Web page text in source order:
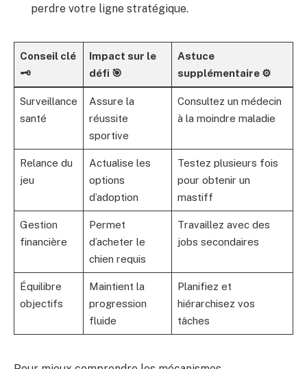
perdre votre ligne stratégique.
Conseil clé
🗝️
Impact sur le
défi 🎯
Astuce
supplémentaire ⚙️
Surveillance
santé
Assure la
réussite
sportive
Consultez un médecin
à la moindre maladie
Relance du
jeu
Actualise les
options
d’adoption
Testez plusieurs fois
pour obtenir un
mastiff
Gestion
financière
Permet
d’acheter le
chien requis
Travaillez avec des
jobs secondaires
Équilibre
objectifs
Maintient la
progression
fluide
Planifiez et
hiérarchisez vos
tâches